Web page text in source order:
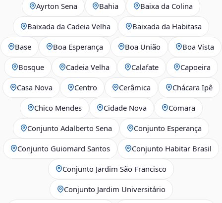
Ayrton Sena Bahia Baixa da Colina
Baixada da Cadeia Velha Baixada da Habitasa
Base Boa Esperança Boa União Boa Vista
Bosque Cadeia Velha Calafate Capoeira
Casa Nova Centro Cerâmica Chácara Ipê
Chico Mendes Cidade Nova Comara
Conjunto Adalberto Sena Conjunto Esperança
Conjunto Guiomard Santos Conjunto Habitar Brasil
Conjunto Jardim São Francisco
Conjunto Jardim Universitário